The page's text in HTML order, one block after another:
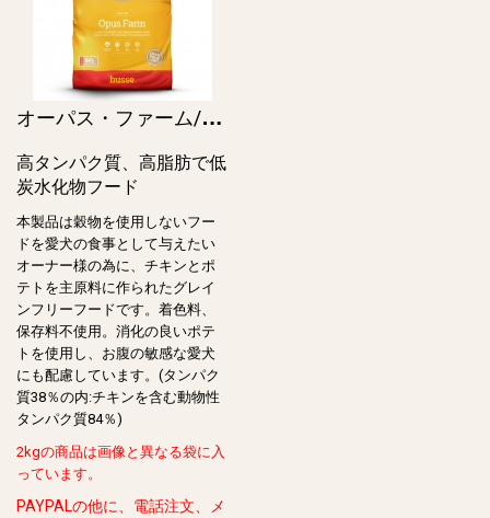
オ
ーパス・ファーム/Opus Farm (Grain free)
高タンパク質、高脂肪で低
炭水化物フード
本製品は穀物を使用しないフー
ドを愛犬の食事として与えたい
オーナー様の為に、チキンとポ
テトを主原料に作られたグレイ
ンフリーフードです。着色料、
保存料不使用。消化の良いポテ
トを使用し、お腹の敏感な愛犬
にも配慮しています。(タンパク
質38％の内:チキンを含む動物性
タンパク質84％)
2kgの商品は画像と異なる袋に入
っています。
PAYPALの他に、電話注文、メ